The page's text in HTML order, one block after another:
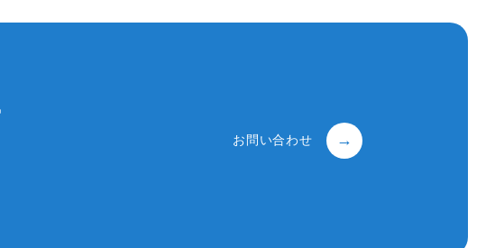
お問い合わせ